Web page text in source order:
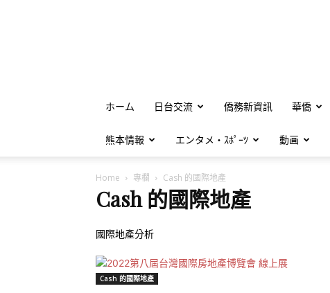
ホーム 日台交流 僑務新資訊 華僑
熊本情報 エンタメ・ｽﾎﾟｰﾂ 動画
Home 專欄 Cash 的國際地產
Cash 的國際地產
國際地產分析
Cash 的國際地產